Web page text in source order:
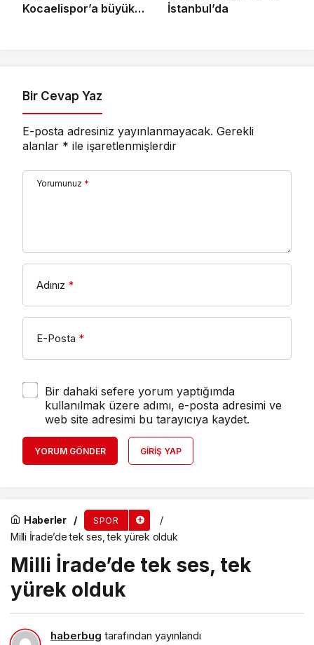
Kocaelispor’a büyük
İstanbul’da
Bir Cevap Yaz
E-posta adresiniz yayınlanmayacak. Gerekli
alanlar * ile işaretlenmişlerdir
Yorumunuz *
Adınız *
E-Posta *
Bir dahaki sefere yorum yaptığımda
kullanılmak üzere adımı, e-posta adresimi ve
web site adresimi bu tarayıcıya kaydet.
YORUM GÖNDER GIRIŞ YAP
Haberler SPOR
Milli İrade’de tek ses, tek yürek olduk
Milli İrade’de tek ses, tek
yürek olduk
haberbug tarafından yayınlandı